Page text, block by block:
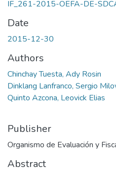
IF_261-2015-OEFA-DE-
Date
2015-12-30
Authors
Chinchay Tuesta, Ady Rosin
Dinklang Lanfranco, Sergio
Quinto Azcona, Leovick Elias
Publisher
Organismo de Evaluación y
Abstract